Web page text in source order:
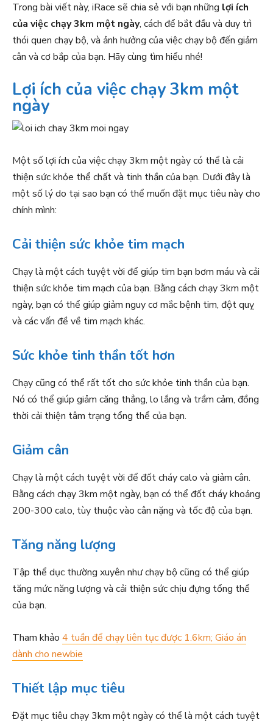
Trong bài viết này, iRace sẽ chia sẻ với bạn những lợi ích
của việc chạy 3km một ngày, cách để bắt đầu và duy trì
thói quen chạy bộ, và ảnh hưởng của việc chạy bộ đến giảm
cân và cơ bắp của bạn. Hãy cùng tìm hiểu nhé!
Lợi ích của việc chạy 3km một
ngày
Một số lợi ích của việc chạy 3km một ngày có thể là cải
thiện sức khỏe thể chất và tinh thần của bạn. Dưới đây là
một số lý do tại sao bạn có thể muốn đặt mục tiêu này cho
chính mình:
Cải thiện sức khỏe tim mạch
Chạy là một cách tuyệt vời để giúp tim bạn bơm máu và cải
thiện sức khỏe tim mạch của bạn. Bằng cách chạy 3km một
ngày, bạn có thể giúp giảm nguy cơ mắc bệnh tim, đột quỵ
và các vấn đề về tim mạch khác.
Sức khỏe tinh thần tốt hơn
Chạy cũng có thể rất tốt cho sức khỏe tinh thần của bạn.
Nó có thể giúp giảm căng thẳng, lo lắng và trầm cảm, đồng
thời cải thiện tâm trạng tổng thể của bạn.
Giảm cân
Chạy là một cách tuyệt vời để đốt cháy calo và giảm cân.
Bằng cách chạy 3km một ngày, bạn có thể đốt cháy khoảng
200-300 calo, tùy thuộc vào cân nặng và tốc độ của bạn.
Tăng năng lượng
Tập thể dục thường xuyên như chạy bộ cũng có thể giúp
tăng mức năng lượng và cải thiện sức chịu đựng tổng thể
của bạn.
Tham khảo 4 tuần để chạy liên tục được 1.6km; Giáo án
dành cho newbie
Thiết lập mục tiêu
Đặt mục tiêu chạy 3km một ngày có thể là một cách tuyệt